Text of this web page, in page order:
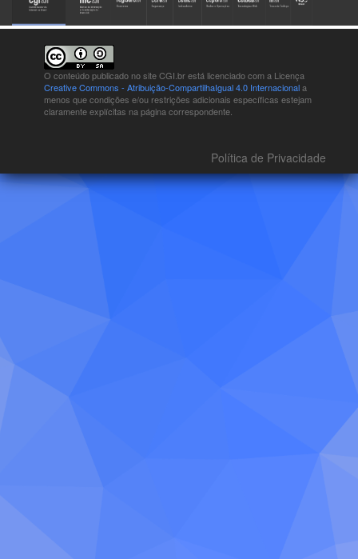
O conteúdo publicado no site CGI.br está licenciado com a Licença
Creative Commons - Atribuição-CompartilhaIgual 4.0 Internacionala
menos que condições e/ou restrições adicionais específicas estejam
claramente explícitas na página correspondente.
Política de Privacidade